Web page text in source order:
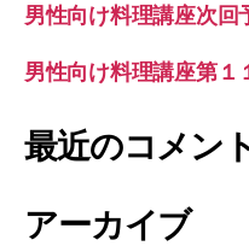
男性向け料理講座次回
男性向け料理講座第１
最近のコメン
アーカイブ